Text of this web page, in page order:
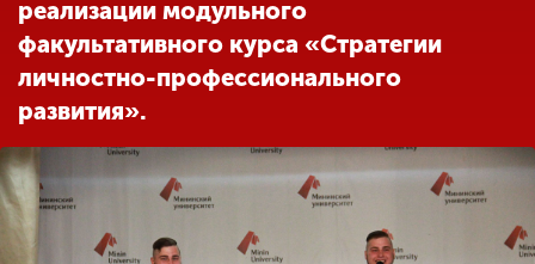
Студенческая жизнь
образовательной
организации
реализации модульного
факультативного курса «Стратегии
личностно-профессионального
развития».